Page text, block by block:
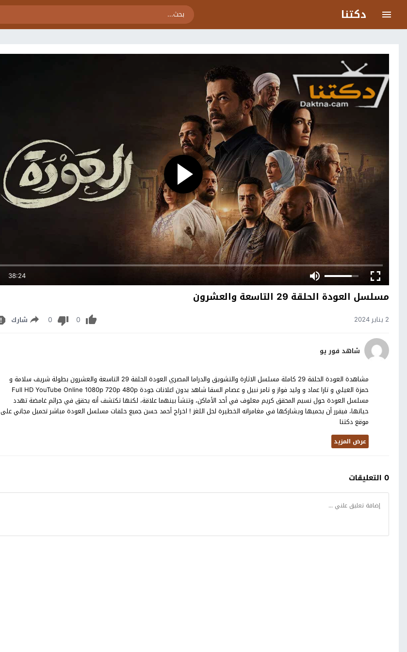
دكتنا
38:24
مسلسل العودة الحلقة 29 التاسعة والعشرون
2 يناير 2024 0
0 شارك
شاهد فور يو
مشاهدة العودة الحلقة 29 كاملة مسلسل الاثارة والتشويق والدراما المصري العودة الحلقة 29 التاسعة والعشرون بطولة شريف سلامة و
حمزة العيلي و تارا عماد و وليد فواز و تامر نبيل و عصام السقا شاهد بدون اعلانات جودة Full HD YouTube Online 1080p 720p 480p
مسلسل العودة حول نسيم المحقق كريم معلوف في أحد الأماكن، وتنشأ بينهما علاقة، لكنها تكتشف أنه يحقق في جرائم غامضة تهدد
حياتها، فيقرر أن يحميها ويشاركها في مغامراته الخطيرة لحل اللغز ! اخراج أحمد حسن جميع حلقات مسلسل العودة مباشر تحميل مجاني على
موقع دكتنا
عرض المزيد
0 التعليقات